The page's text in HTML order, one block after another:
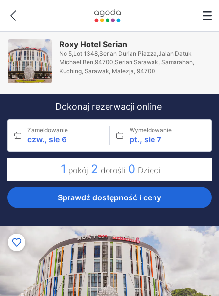
Roxy Hotel Serian
No 5,Lot 1348,Serian Durian Piazza,Jalan Datuk
Michael Ben,94700,Serian Sarawak, Samarahan,
Kuching, Sarawak, Malezja, 94700
Dokonaj rezerwacji online
Zameldowanie
czw., sie 6
Wymeldowanie
pt., sie 7
1 pokój 2 dorośli 0 Dzieci
Sprawdź dostępność i ceny